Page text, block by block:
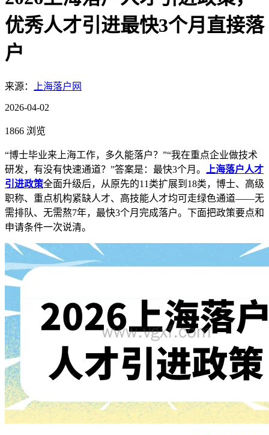
优秀人才引进最快3个月直接落
户
来源： 上海落户网
2026-04-02
1866 浏览
“博士毕业来上海工作，多久能落户？”“我在重点企业做技术
研发，有没有快速通道？”答案是：最快3个月。
上海落户人才
引进政策全面升级后，从原先的11类扩展到18类，博士、高级
职称、重点机构紧缺人才、高技能人才均可走绿色通道——无
需排队、无需熬7年，最快3个月完成落户。下面把政策要点和
申请条件一次说清。